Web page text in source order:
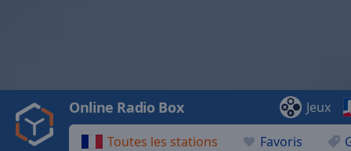
Video
Play
Backward
Toutes les stations Favoris
Online Radio Box Jeux